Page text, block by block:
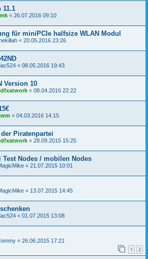
11.1
« 26.07.2016 09:10
für miniPCIe halfsize WLAN Modul
« 20.05.2016 23:26
« 08.05.2016 19:43
Version 10
« 08.04.2016 22:22
« 04.03.2016 14:15
Piratenpartei
« 28.09.2015 15:25
Test Nodes / mobilen Nodes
« 21.07.2015 10:01
« 13.07.2015 14:45
« 01.07.2015 13:08
« 26.06.2015 17:21
1 2